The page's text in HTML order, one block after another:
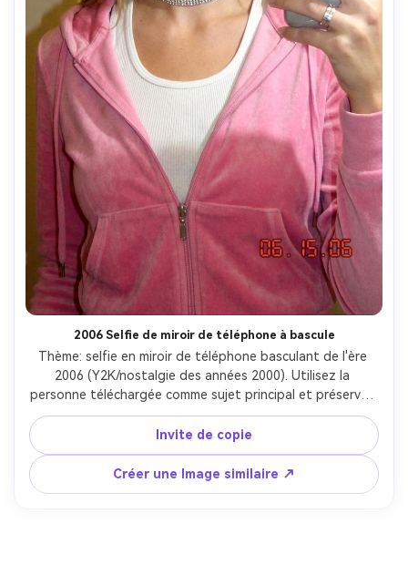
visible), ajoute un adoucissement subtil + un grain doux
comme les premières photos numériques (pas trop flou).
Négatif: pas de téléphone moderne, pas de logos de
marque réels lisibles, pas de filigrane,
2006 Selfie de miroir de téléphone à bascule
Thème: selfie en miroir de téléphone basculant de l'ère
2006 (Y2K/nostalgie des années 2000). Utilisez la
personne téléchargée comme sujet principal et préservez
la ressemblance du visage, le ton de la peau et la
reconnaissance. Transformez l'image pour ressembler à
celle prise en 2006 sur un appareil photo numérique
compact: flash sur l'appareil photo, ombre dure derrière le
sujet, légère surexposition sur les points forts, flou
Invite de copie
Créer une Image similaire ↗